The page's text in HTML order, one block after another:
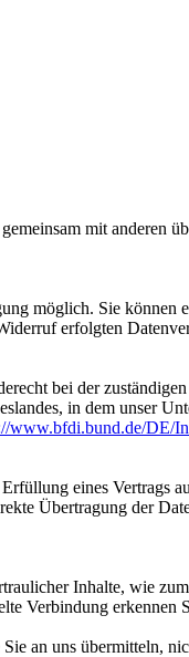
mit anderen
möglich. Sie
erfolgten
bei der
in dem unser
www.bfdi.bund.de/DE/
eines Vertrags
Übertragung der
Inhalte, wie
Verbindung erkennen
an uns übermitteln,